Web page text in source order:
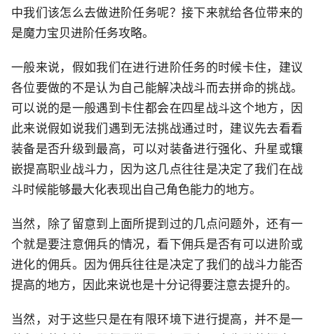
中我们该怎么去做进阶任务呢？接下来就给各位带来的
是魔力宝贝进阶任务攻略。
一般来说，假如我们在进行进阶任务的时候卡住，建议
各位要做的不是认为自己能解决战斗而去拼命的挑战。
可以说的是一般遇到卡住都会在四星战斗这个地方，因
此来说假如说我们遇到无法挑战通过时，建议先去看看
装备是否升级到最高，可以对装备进行强化、升星或镶
嵌提高职业战斗力，因为这几点往往是决定了我们在战
斗时候能够最大化表现出自己角色能力的地方。
当然，除了留意到上面所提到过的几点问题外，还有一
个就是要注意佣兵的情况，看下佣兵是否有可以进阶或
进化的佣兵。因为佣兵往往是决定了我们的战斗力能否
提高的地方，因此来说也是十分记得要注意去提升的。
当然，对于这些只是在有限环境下进行提高，并不是一